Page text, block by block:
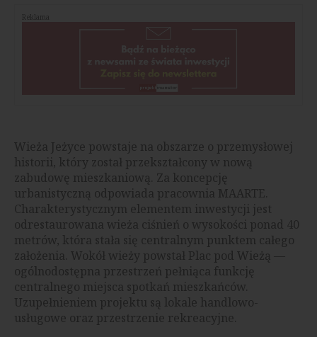
Reklama
Wieża Jeżyce powstaje na obszarze o przemysłowej
historii, który został przekształcony w nową
zabudowę mieszkaniową. Za koncepcję
urbanistyczną odpowiada pracownia MAARTE.
Charakterystycznym elementem inwestycji jest
odrestaurowana wieża ciśnień o wysokości ponad 40
metrów, która stała się centralnym punktem całego
założenia. Wokół wieży powstał Plac pod Wieżą —
ogólnodostępna przestrzeń pełniąca funkcję
centralnego miejsca spotkań mieszkańców.
Uzupełnieniem projektu są lokale handlowo-
usługowe oraz przestrzenie rekreacyjne.